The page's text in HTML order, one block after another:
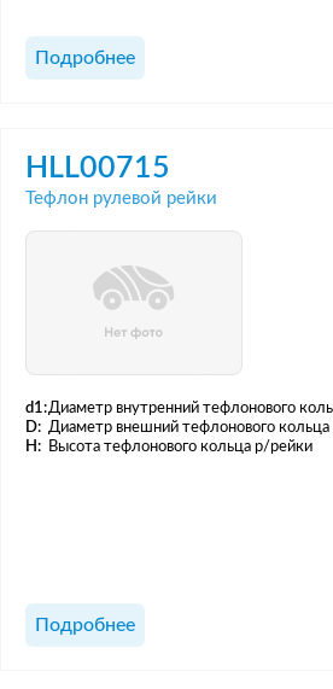
Подробнее
HLL00715
Тефлон рулевой рейки
d1:Диаметр внутренний тефлонового
D: Диаметр внешний тефлонового
H:
Высота тефлонового кольца р/рейки
Подробнее